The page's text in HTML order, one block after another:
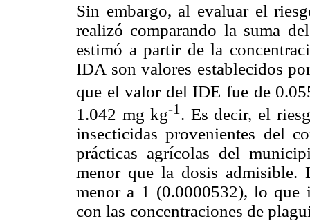
Sin embargo, al evaluar el
realizó comparando la suma
estimó a partir de la
IDA son valores establecidos
que el valor del IDE fue de
1.042 mg kg-1 . Es decir, el
insecticidas provenientes del
prácticas agrícolas del
menor que la dosis
menor a 1 (0.0000532), lo
con las concentraciones de